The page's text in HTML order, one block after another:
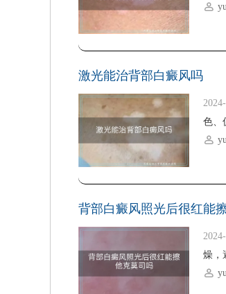
激光能治背部白癜风吗
色、
背部白癜风照光后很红能
燥，